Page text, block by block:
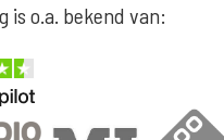
is o.a. bekend van: